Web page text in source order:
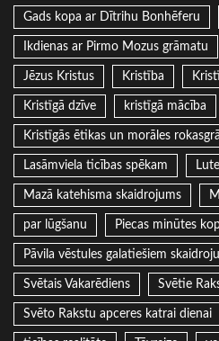
Gads kopa ar Dītrihu Bonhēferu
Ikdienas ar Pirmo Mozus grāmatu
Jēzus Kristus Kristība
Kristīgā dzīve kristīgā mācība
Kristīgās ētikas un morāles
Lasāmviela ticības spēkam
Mazā katehisma skaidrojums
par lūgšanu Piecas minūtes
Pāvila vēstules galatiešiem
Svētais Vakarēdiens Svētie
Svēto Rakstu apceres katrai dienai